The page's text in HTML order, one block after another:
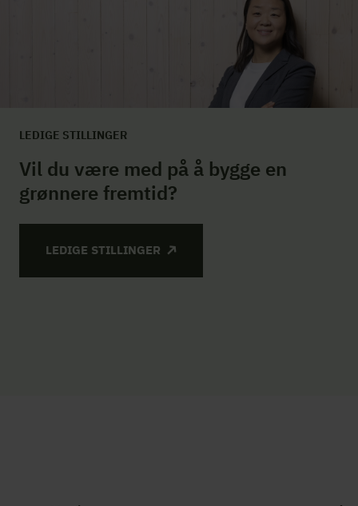
LEDIGE STILLINGER
Vil du være med på å bygge en
grønnere fremtid?
LEDIGE STILLINGER